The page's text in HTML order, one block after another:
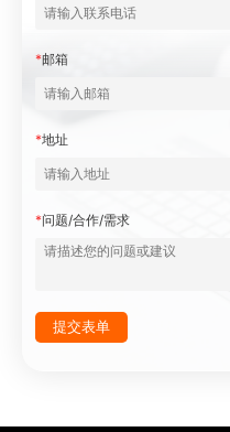
*邮箱
*地址
*问题/合作/需求